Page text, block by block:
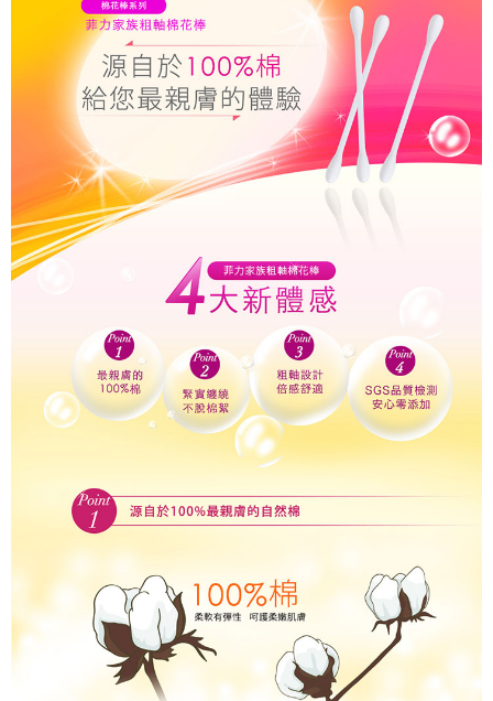
繫恩沛科技股份有限公司。若您不同意我們將上開所示之個人資料，連同必
要之購買訂單資訊提供予 AFTEE ，或讓 AFTEE 蒐集處理利用您的個人資
料，請勿選用本服務。